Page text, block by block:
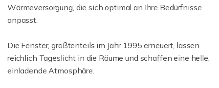
Wärmeversorgung, die sich optimal an Ihre Bedürfnisse
anpasst.
Die Fenster, größtenteils im Jahr 1995 erneuert, lassen
reichlich Tageslicht in die Räume und schaffen eine helle,
einladende Atmosphäre.